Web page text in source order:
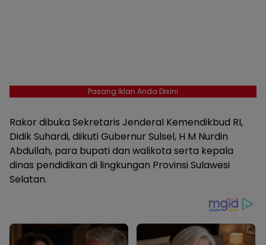
Pasang Iklan Anda Disini
Rakor dibuka Sekretaris Jenderal Kemendikbud RI,
Didik Suhardi, diikuti Gubernur Sulsel, H M Nurdin
Abdullah, para bupati dan walikota serta kepala
dinas pendidikan di lingkungan Provinsi Sulawesi
Selatan.